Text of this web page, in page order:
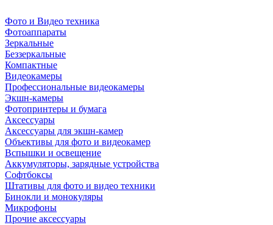
Фото и Видео техника
Фотоаппараты
Зеркальные
Беззеркальные
Компактные
Видеокамеры
Профессиональные видеокамеры
Экшн-камеры
Фотопринтеры и бумага
Аксессуары
Аксессуары для экшн-камер
Объективы для фото и видеокамер
Вспышки и освещение
Аккумуляторы, зарядные устройства
Софтбоксы
Штативы для фото и видео техники
Бинокли и монокуляры
Микрофоны
Прочие аксессуары